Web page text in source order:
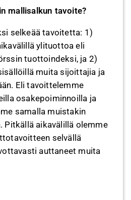
mallisalkun tavoite?
selkeää tavoitetta: 1)
ylituottoa eli
tuottoindeksi, ja 2)
muita sijoittajia ja
Eli tavoittelemme
osakepoiminnoilla ja
samalla muistakin
Pitkällä aikavälillä olemme
selvällä
auttaneet muita